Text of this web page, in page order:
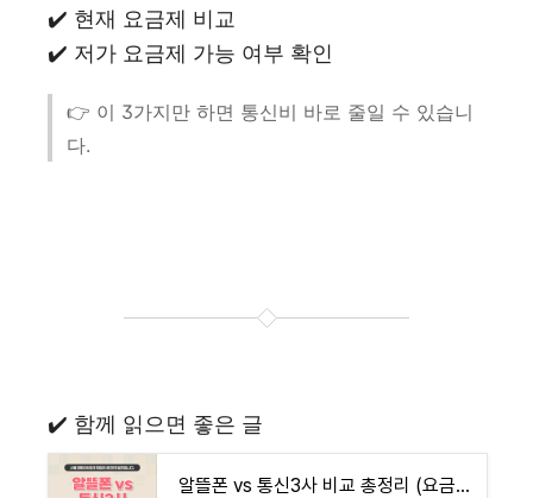
✔️ 현재 요금제 비교
✔️ 저가 요금제 가능 여부 확인
👉 이 3가지만 하면 통신비 바로 줄일 수 있습니
다.
✔️ 함께 읽으면 좋은 글
알뜰폰 vs 통신3사 비교 총정리 (요금·품질·추천까지 한눈에)